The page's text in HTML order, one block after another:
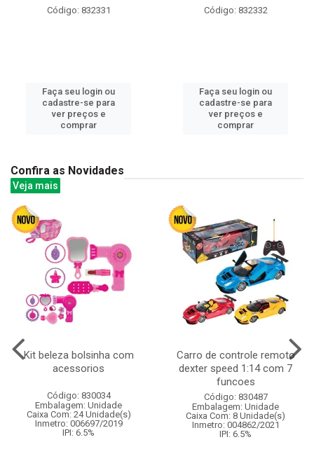
Código: 832331
Faça seu login ou
cadastre-se para
ver preços e
comprar
Código: 832332
Faça seu login ou
cadastre-se para
ver preços e
comprar
Confira as Novidades
Veja mais
Kit beleza bolsinha com
acessorios
Código: 830034
Embalagem: Unidade
Caixa Com: 24 Unidade(s)
Inmetro: 006697/2019
IPI: 6.5%
Carro de controle remoto
dexter speed 1:14 com 7
funcoes
Código: 830487
Embalagem: Unidade
Caixa Com: 8 Unidade(s)
Inmetro: 004862/2021
IPI: 6.5%